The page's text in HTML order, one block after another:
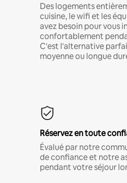
Des logements
cuisine, le wifi et les
avez besoin pour vous
confortablement
C'est l'alternative
moyenne ou longue
Réservez en toute
Évalué par notre
de confiance et notre
pendant votre séjour